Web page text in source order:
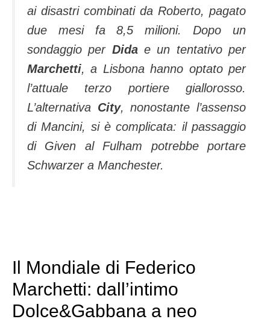
ai disastri combinati da Roberto, pagato
due mesi fa 8,5 milioni. Dopo un
sondaggio per Didae un tentativo per
Marchetti, a Lisbona hanno optato per
l’attuale terzo portiere giallorosso.
L’alternativa City, nonostante l’assenso
di Mancini, si è complicata: il passaggio
di Given al Fulham potrebbe portare
Schwarzer a Manchester.
Il Mondiale di Federico
Marchetti: dall’intimo
Dolce&Gabbana a neo